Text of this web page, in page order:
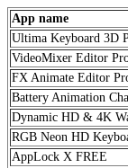
App name
Ultima Keyboard 3D
VideoMixer Editor
FX Animate Editor
Battery Animation
Dynamic HD & 4K
RGB Neon HD
AppLock X FREE